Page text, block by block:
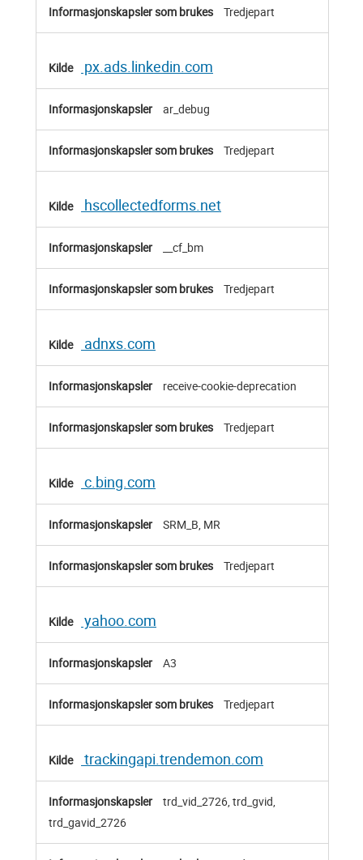
Tredjepart
px.ads.linkedin.com
ar_debug
Tredjepart
hscollectedforms.net
__cf_bm
Tredjepart
adnxs.com
receive-cookie-deprecation
Tredjepart
c.bing.com
SRM_B, MR
Tredjepart
yahoo.com
A3
Tredjepart
trackingapi.trendemon.com
trd_vid_2726, trd_gvid,
trd_gavid_2726